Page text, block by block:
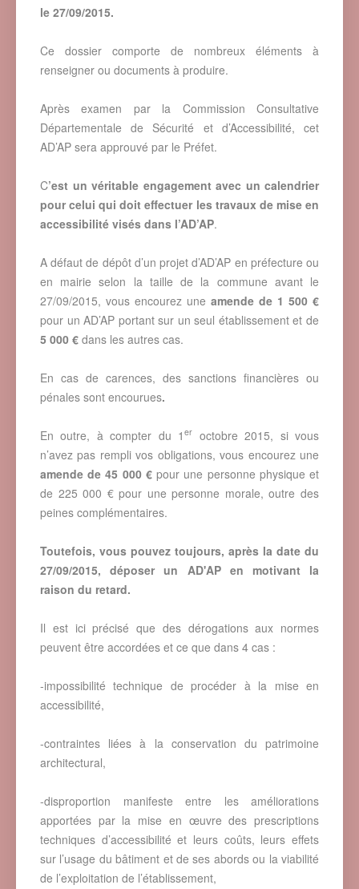
le 27/09/2015.
Ce dossier comporte de nombreux éléments à
renseigner ou documents à produire.
Après examen par la Commission Consultative
Départementale de Sécurité et d’Accessibilité, cet
AD’AP sera approuvé par le Préfet.
C’est un véritable engagement avec un calendrier
pour celui qui doit effectuer les travaux de mise en
accessibilité visés dans l’AD’AP.
A défaut de dépôt d’un projet d’AD’AP en préfecture ou
en mairie selon la taille de la commune avant le
27/09/2015, vous encourez une amende de 1 500 €
pour un AD’AP portant sur un seul établissement et de
5 000 € dans les autres cas.
En cas de carences, des sanctions financières ou
pénales sont encourues.
En outre, à compter du 1er octobre 2015, si vous
n’avez pas rempli vos obligations, vous encourez une
amende de 45 000 €pour une personne physique et
de 225 000 € pour une personne morale, outre des
peines complémentaires.
Toutefois, vous pouvez toujours, après la date du
27/09/2015, déposer un AD'AP en motivant la
raison du retard.
Il est ici précisé que des dérogations aux normes
peuvent être accordées et ce que dans 4 cas :
-impossibilité technique de procéder à la mise en
accessibilité,
-contraintes liées à la conservation du patrimoine
architectural,
-disproportion manifeste entre les améliorations
apportées par la mise en œuvre des prescriptions
techniques d’accessibilité et leurs coûts, leurs effets
sur l’usage du bâtiment et de ses abords ou la viabilité
de l’exploitation de l’établissement,